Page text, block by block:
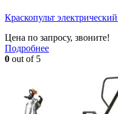
Краскопульт
Цена по запросу, звоните!
Подробнее
0 out of 5